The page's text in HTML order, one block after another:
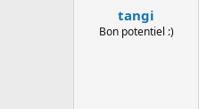
tangi
Bon potentiel :)